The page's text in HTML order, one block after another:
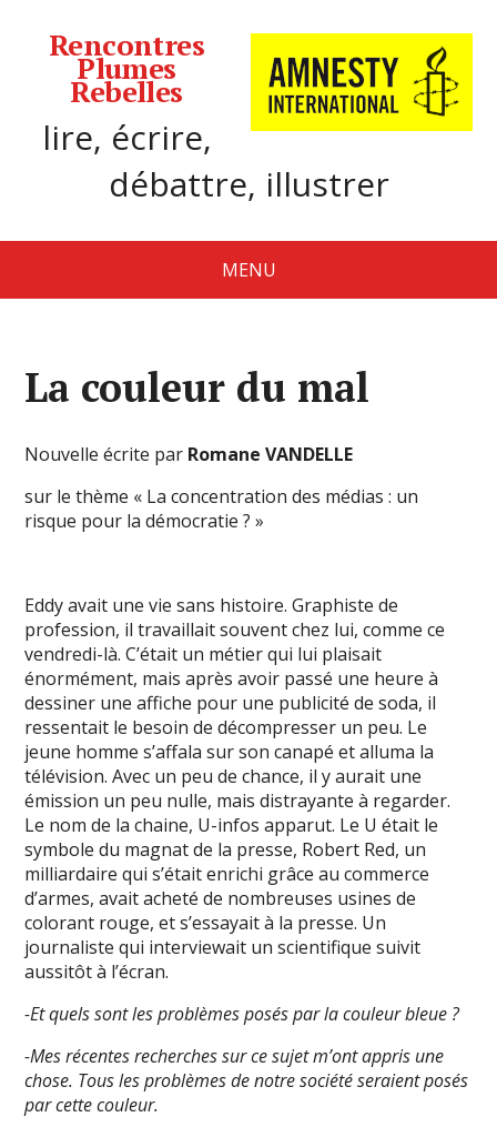
Rencontres
Plumes
Rebelles
lire, écrire,
débattre, illustrer
MENU
La couleur du mal
Nouvelle écrite par Romane VANDELLE
sur le thème « La concentration des médias : un
risque pour la démocratie ? »
Eddy avait une vie sans histoire. Graphiste de
profession, il travaillait souvent chez lui, comme ce
vendredi-là. C’était un métier qui lui plaisait
énormément, mais après avoir passé une heure à
dessiner une affiche pour une publicité de soda, il
ressentait le besoin de décompresser un peu. Le
jeune homme s’affala sur son canapé et alluma la
télévision. Avec un peu de chance, il y aurait une
émission un peu nulle, mais distrayante à regarder.
Le nom de la chaine, U-infos apparut. Le U était le
symbole du magnat de la presse, Robert Red, un
milliardaire qui s’était enrichi grâce au commerce
d’armes, avait acheté de nombreuses usines de
colorant rouge, et s’essayait à la presse. Un
journaliste qui interviewait un scientifique suivit
aussitôt à l’écran.
-Et quels sont les problèmes posés par la couleur bleue ?
-Mes récentes recherches sur ce sujet m’ont appris une
chose. Tous les problèmes de notre société seraient posés
par cette couleur.